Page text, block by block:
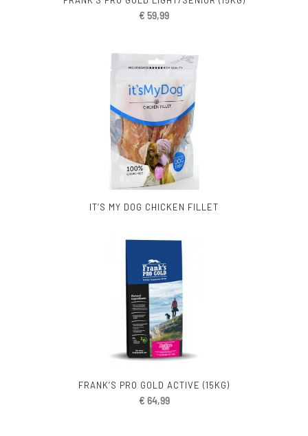
€ 59,99
IT’S MY DOG CHICKEN FILLET
FRANK’S PRO GOLD ACTIVE (15KG)
€ 64,99